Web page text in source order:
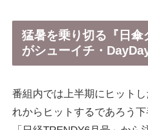
猛暑を乗り切る『日傘
がシューイチ・
番組内では上半期にヒット
れからヒットするであろう